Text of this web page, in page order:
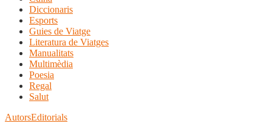
Diccionaris
Esports
Guies de Viatge
Literatura de Viatges
Manualitats
Multimèdia
Poesia
Regal
Salut
AutorsEditorials